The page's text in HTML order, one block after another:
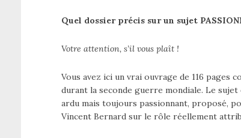
Quel dossier précis sur un sujet
Votre attention, s’il vous plaît !
Vous avez ici un vrai ouvrage de 116 pages
durant la seconde guerre mondiale. Le
ardu mais toujours passionnant, proposé,
Vincent Bernard sur le rôle réellement